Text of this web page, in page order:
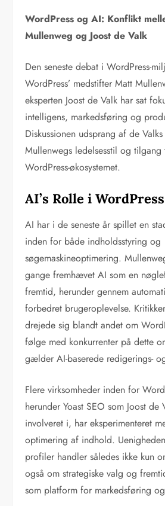
WordPress og AI: Konflikt
Mullenweg og Joost de Valk
Den seneste debat i WordPress-
WordPress’ medstifter Matt
eksperten Joost de Valk har sat
intelligens, markedsføring og
Diskussionen udsprang af de
Mullenwegs ledelsesstil og
WordPress-økosystemet.
AI’s Rolle i
AI har i de seneste år spillet en
inden for både indholdsstyring og
søgemaskineoptimering.
gange fremhævet AI som en
fremtid, herunder gennem
forbedret brugeroplevelse.
drejede sig blandt andet om
følge med konkurrenter på dette
gælder AI-baserede redigerings-
Flere virksomheder inden for
herunder Yoast SEO som Joost
involveret i, har eksperimenteret
optimering af indhold.
profiler handler således ikke kun
også om strategiske valg og
som platform for markedsføring